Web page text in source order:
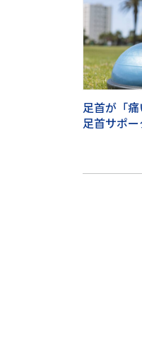
足首が「
足首サポ